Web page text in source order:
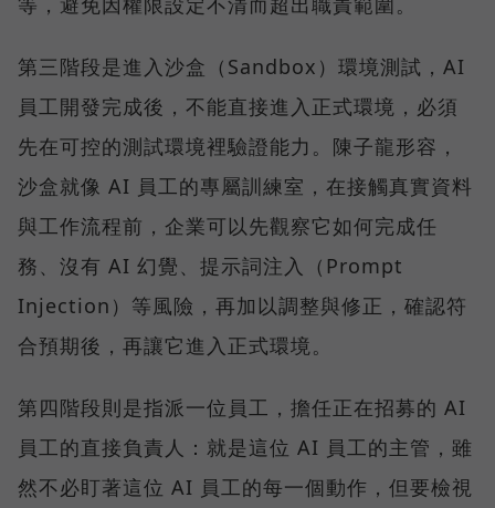
第三階段是進入沙盒（Sandbox）環境測試，AI
員工開發完成後，不能直接進入正式環境，必須
先在可控的測試環境裡驗證能力。陳子龍形容，
沙盒就像 AI 員工的專屬訓練室，在接觸真實資料
與工作流程前，企業可以先觀察它如何完成任
務、沒有 AI 幻覺、提示詞注入（Prompt
Injection）等風險，再加以調整與修正，確認符
合預期後，再讓它進入正式環境。
第四階段則是指派一位員工，擔任正在招募的 AI
員工的直接負責人：就是這位 AI 員工的主管，雖
然不必盯著這位 AI 員工的每一個動作，但要檢視